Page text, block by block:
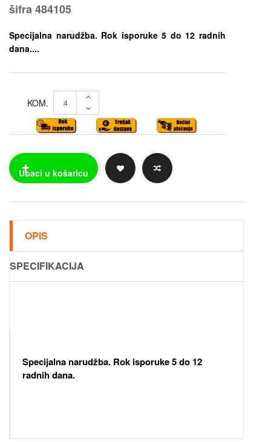
šifra484105
Specijalna narudžba. Rok isporuke 5 do 12 radnih
dana....
KOM.
OPIS
SPECIFIKACIJA
Specijalna narudžba. Rok isporuke 5 do 12
radnih dana.